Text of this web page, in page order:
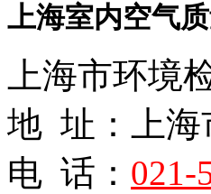
上海室内空气
上海市环境
地 址：上海
电 话： 021-